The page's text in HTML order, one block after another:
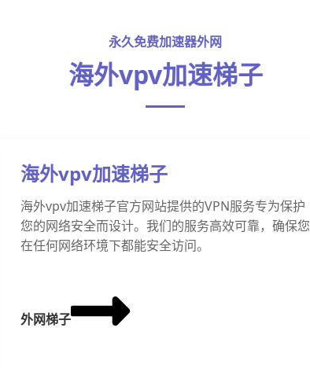
永久免费加速器外网
海外vpv加速梯子
海外vpv加速梯子
海外vpv加速梯子官方网站提供的VPN服务专为保护
您的网络安全而设计。我们的服务高效可靠，确保您
在任何网络环境下都能安全访问。
外网梯子